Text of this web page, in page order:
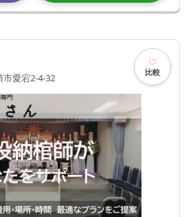
市愛宕2-4-32 比較